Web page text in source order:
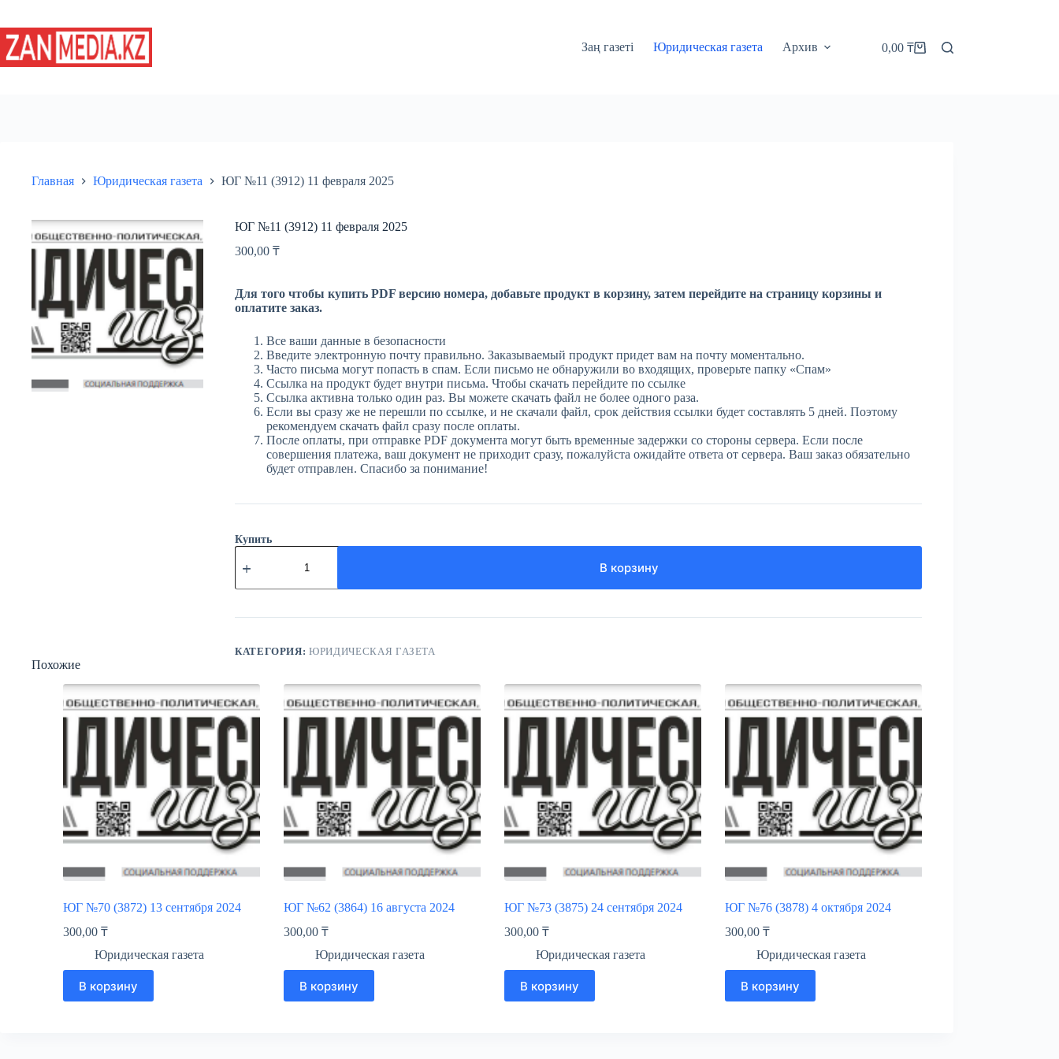
сути
Заң газеті
Юридическая газета Архив Корзина
0,00 ₸
Главная Юридическая газета ЮГ №11 (3912) 11 февраля 2025
ЮГ №11 (3912) 11 февраля 2025
300,00 ₸
Для того чтобы купить PDF версию номера, добавьте продукт в корзину, затем перейдите на страницу корзины и
оплатите заказ.
Все ваши данные в безопасности
Введите электронную почту правильно. Заказываемый продукт придет вам на почту моментально.
Часто письма могут попасть в спам. Если письмо не обнаружили во входящих, проверьте папку «Спам»
Ссылка на продукт будет внутри письма. Чтобы скачать перейдите по ссылке
Ссылка активна только один раз. Вы можете скачать файл не более одного раза.
Если вы сразу же не перешли по ссылке, и не скачали файл, срок действия ссылки будет составлять 5 дней. Поэтому
рекомендуем скачать файл сразу после оплаты.
После оплаты, при отправке PDF документа могут быть временные задержки со стороны сервера. Если после
совершения платежа, ваш документ не приходит сразу, пожалуйста ожидайте ответа от сервера. Ваш заказ обязательно
будет отправлен. Спасибо за понимание!
Купить
Количество
товара
№11
11
2025
В корзину
КАТЕГОРИЯ:ЮРИДИЧЕСКАЯ ГАЗЕТА
Похожие
ЮГ №70 (3872) 13 сентября 2024
300,00 ₸
Юридическая газета
В корзину
ЮГ №62 (3864) 16 августа 2024
300,00 ₸
Юридическая газета
В корзину
ЮГ №73 (3875) 24 сентября 2024
300,00 ₸
Юридическая газета
В корзину
ЮГ №76 (3878) 4 октября 2024
300,00 ₸
Юридическая газета
В корзину